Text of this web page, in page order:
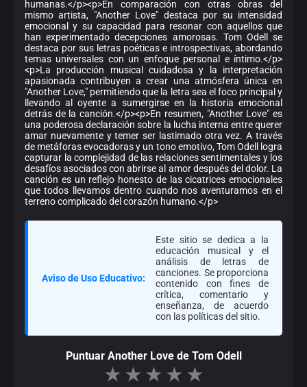
humanas.</p><p>En comparación con otras obras del
mismo artista, "Another Love" destaca por su intensidad
emocional y su capacidad para resonar con aquellos que
han experimentado decepciones amorosas. Tom Odell se
destaca por sus letras poéticas e introspectivas, abordando
temas universales con un enfoque personal e íntimo.</p>
<p>La producción musical cuidadosa y la interpretación
apasionada contribuyen a crear una atmósfera única en
"Another Love," permitiendo que la letra sea el foco principal y
llevando al oyente a sumergirse en la historia emocional
detrás de la canción.</p><p>En resumen, "Another Love" es
una poderosa declaración sobre la lucha interna entre querer
amar nuevamente y temer ser lastimado otra vez. A través
de metáforas evocadoras y un tono emotivo, Tom Odell logra
capturar la complejidad de las relaciones sentimentales y los
desafíos asociados con abrirse al amor después del dolor. La
canción es un reflejo honesto de las cicatrices emocionales
que todos llevamos dentro cuando nos aventuramos en el
terreno complicado del corazón humano.</p>
Aviso de Uso Educativo:
Este sitio se dedica a la
educación musical y el
análisis de letras de
canciones. Se proporciona
contenido con fines de
crítica, comentario y
enseñanza, de acuerdo
con las políticas del sitio.
Puntuar Another Love de Tom Odell
★ ★ ★ ★ ★